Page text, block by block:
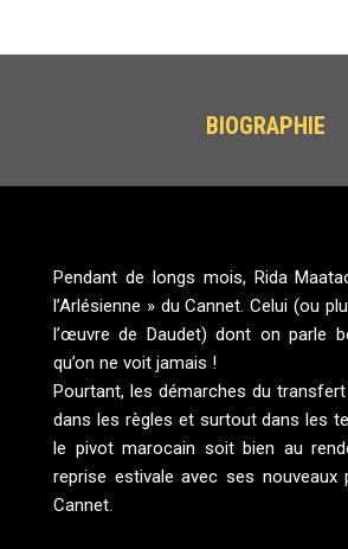
BIOGRAPHIE
Pendant de longs mois, Rida
l’Arlésienne » du Cannet. Celui (ou
l’œuvre de Daudet) dont on parle
qu’on ne voit jamais !
Pourtant, les démarches du
dans les règles et surtout dans les
le pivot marocain soit bien au
reprise estivale avec ses nouveaux
Cannet.